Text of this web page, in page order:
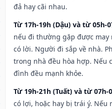
đả hay cãi nhau.
Từ 17h-19h (Dậu) và từ 05h-
nếu đi thường gặp được may
có lời. Người đi sắp về nhà.
trong nhà đều hòa hợp. Nếu
đình đều mạnh khỏe.
Từ 19h-21h (Tuất) và từ 07h-
có lợi, hoặc hay bị trái ý. Nếu